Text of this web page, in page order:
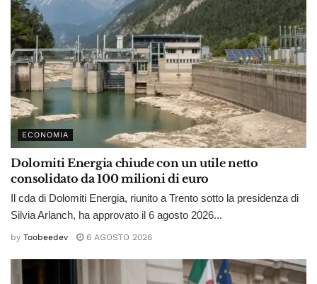
ECONOMIA
Dolomiti Energia chiude con un utile netto
consolidato da 100 milioni di euro
Il cda di Dolomiti Energia, riunito a Trento sotto la presidenza di
Silvia Arlanch, ha approvato il 6 agosto 2026...
by Toobeedev 6 AGOSTO 2026